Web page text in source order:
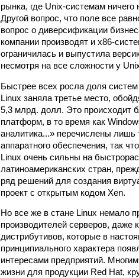
рынка, где Unix-системам ничего
Другой вопрос, что поле все
вопрос о диверсификации
компании производят и x86-
ограничилась и выпустила
несмотря на все сложности у
Быстрее всех росла доля
Linux заняла третье место,
5,3 млрд. долл. Это происходит
платформ, в то время как
аналитика...» перечислены
аппаратного обеспечения, так
Linux очень сильны на
латиноамериканских стран,
ряд решений для создания
проект с открытым кодом Xen.
Но все же в стане Linux немало
производителей серверов, даже
дистрибутивов, которые в
принципиального характера
интересами предприятий.
жизни для продукции Red Hat,